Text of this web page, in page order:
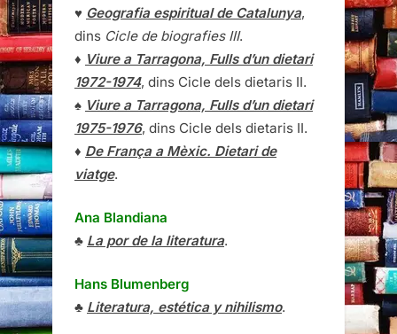
♥ Geografia espiritual de Catalunya,
dins Cicle de biografies III.
♦ Viure a Tarragona, Fulls d’un dietari
1972-1974, dins Cicle dels dietaris II.
♠ Viure a Tarragona, Fulls d’un dietari
1975-1976, dins Cicle dels dietaris II.
♦ De França a Mèxic. Dietari de
viatge.
Ana Blandiana
♣ La por de la literatura.
Hans Blumenberg
♣ Literatura, estética y nihilismo.